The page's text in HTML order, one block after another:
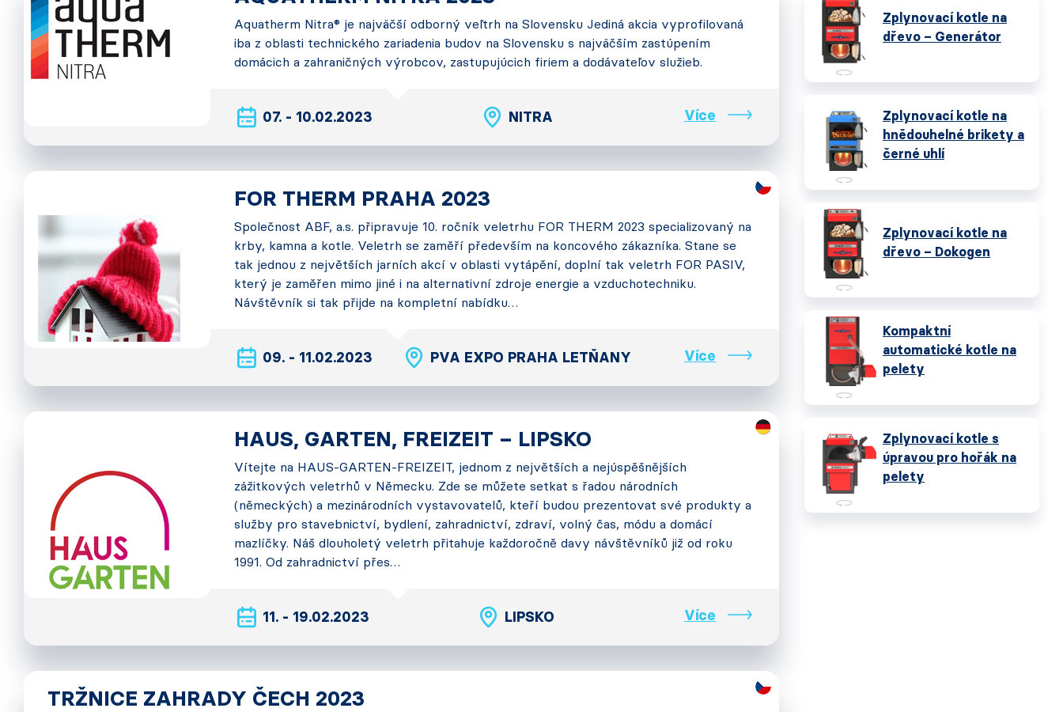
Aquatherm Nitra® je najväčší odborný veľtrh na Slovensku Jediná akcia vyprofilovaná
iba z oblasti technického zariadenia budov na Slovensku s najväčším zastúpením
domácich a zahraničných výrobcov, zastupujúcich firiem a dodávateľov služieb.
07. - 10.02.2023 NITRA Více
FOR THERM PRAHA 2023
Společnost ABF, a.s. připravuje 10. ročník veletrhu FOR THERM 2023 specializovaný na
krby, kamna a kotle. Veletrh se zaměří především na koncového zákazníka. Stane se
tak jednou z největších jarních akcí v oblasti vytápění, doplní tak veletrh FOR PASIV,
který je zaměřen mimo jiné i na alternativní zdroje energie a vzduchotechniku.
Návštěvník si tak přijde na kompletní nabídku…
09. - 11.02.2023 PVA EXPO PRAHA LETŇANY Více
HAUS, GARTEN, FREIZEIT – LIPSKO
Vítejte na HAUS-GARTEN-FREIZEIT, jednom z největších a nejúspěšnějších
zážitkových veletrhů v Německu. Zde se můžete setkat s řadou národních
(německých) a mezinárodních vystavovatelů, kteří budou prezentovat své produkty a
služby pro stavebnictví, bydlení, zahradnictví, zdraví, volný čas, módu a domácí
mazlíčky. Náš dlouholetý veletrh přitahuje každoročně davy návštěvníků již od roku
1991. Od zahradnictví přes…
11. - 19.02.2023 LIPSKO Více
TRŽNICE ZAHRADY ČECH 2023
Zplynovací kotle na
dřevo – Generátor
Zplynovací kotle na
hnědouhelné brikety a
černé uhlí
Zplynovací kotle na
dřevo – Dokogen
Kompaktní
automatické kotle na
pelety
Zplynovací kotle s
úpravou pro hořák na
pelety